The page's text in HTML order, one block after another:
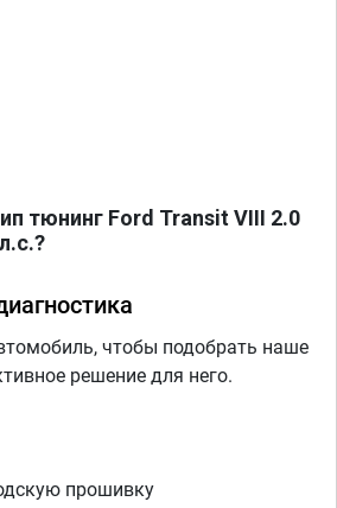
тюнинг Ford Transit VIII 2.0
чтобы подобрать наше
решение для него.
прошивку